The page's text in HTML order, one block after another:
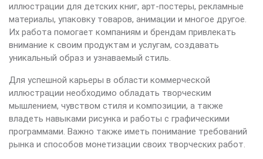
иллюстрации для детских книг, арт-постеры, рекламные
материалы, упаковку товаров, анимации и многое другое.
Их работа помогает компаниям и брендам привлекать
внимание к своим продуктам и услугам, создавать
уникальный образ и узнаваемый стиль.
Для успешной карьеры в области коммерческой
иллюстрации необходимо обладать творческим
мышлением, чувством стиля и композиции, а также
владеть навыками рисунка и работы с графическими
программами. Важно также иметь понимание требований
рынка и способов монетизации своих творческих работ.